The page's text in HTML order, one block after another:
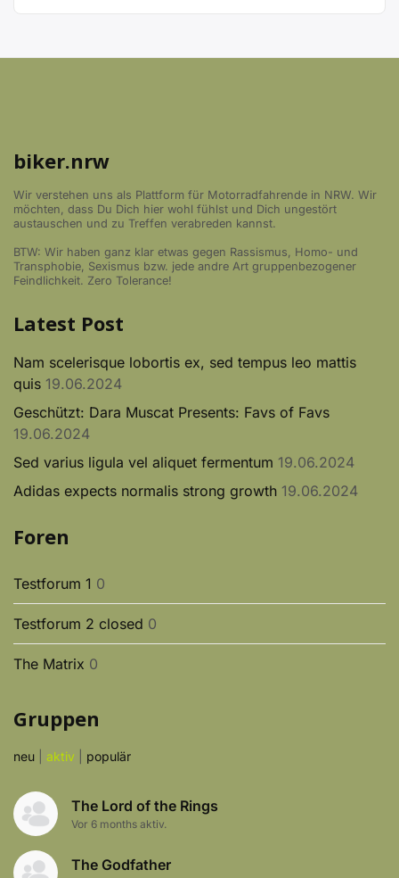
biker.nrw
Wir verstehen uns als Plattform für Motorradfahrende in NRW. Wir
möchten, dass Du Dich hier wohl fühlst und Dich ungestört
austauschen und zu Treffen verabreden kannst.
BTW: Wir haben ganz klar etwas gegen Rassismus, Homo- und
Transphobie, Sexismus bzw. jede andre Art gruppenbezogener
Feindlichkeit. Zero Tolerance!
Latest Post
Nam scelerisque lobortis ex, sed tempus leo mattis
quis 19.06.2024
Geschützt: Dara Muscat Presents: Favs of Favs
19.06.2024
Sed varius ligula vel aliquet fermentum 19.06.2024
Adidas expects normalis strong growth 19.06.2024
Foren
Testforum 1 0
Testforum 2 closed 0
The Matrix 0
Gruppen
neu aktiv populär
The Lord of the Rings
Vor 6 months aktiv.
The Godfather